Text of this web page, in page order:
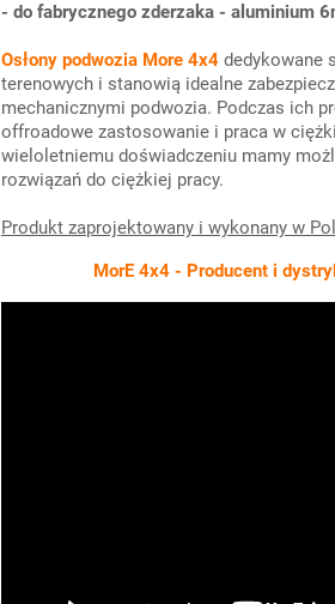
- do fabrycznego zderzaka - aluminium
Osłony podwozia More 4x4 dedykowane
terenowych i stanowią idealne
mechanicznymi podwozia. Podczas ich
offroadowe zastosowanie i praca w
wieloletniemu doświadczeniu mamy
rozwiązań do ciężkiej pracy.
Produkt zaprojektowany i wykonany w
MorE 4x4 - Producent i